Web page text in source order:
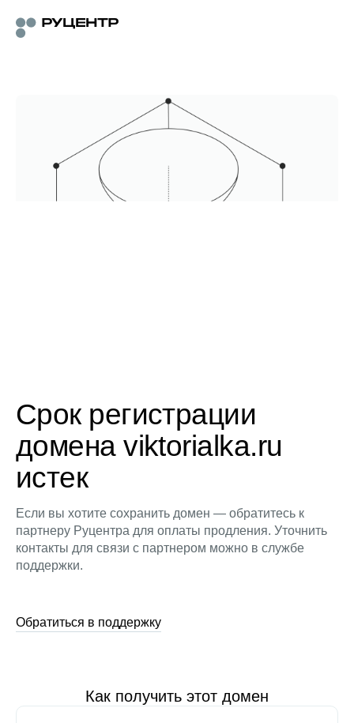
Срок регистрации
домена viktorialka.ru
истек
Если вы хотите сохранить домен — обратитесь к
партнеру Руцентра для оплаты продления. Уточнить
контакты для связи с партнером можно в службе
поддержки.
Обратиться в поддержку
Как получить этот домен